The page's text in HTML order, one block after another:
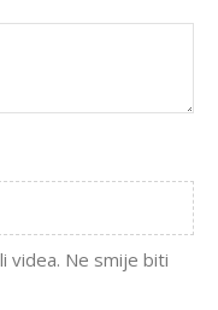
videa. Ne smije biti